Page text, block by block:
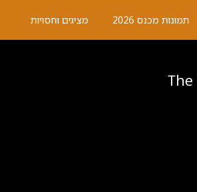
תמונות מכנס 2026 מציגים וחסויות